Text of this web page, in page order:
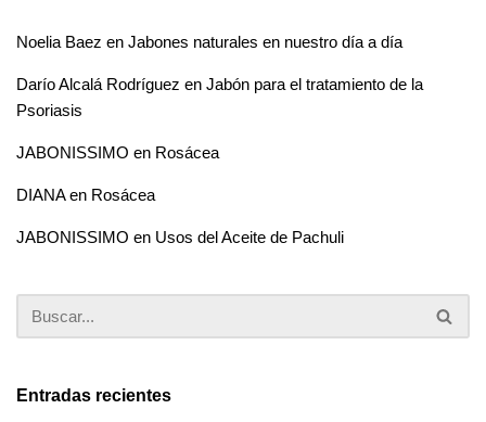
Noelia Baez en Jabones naturales en nuestro día a día
Darío Alcalá Rodríguez en Jabón para el tratamiento de la
Psoriasis
JABONISSIMO en Rosácea
DIANAen Rosácea
JABONISSIMO en Usos del Aceite de Pachuli
Entradas recientes